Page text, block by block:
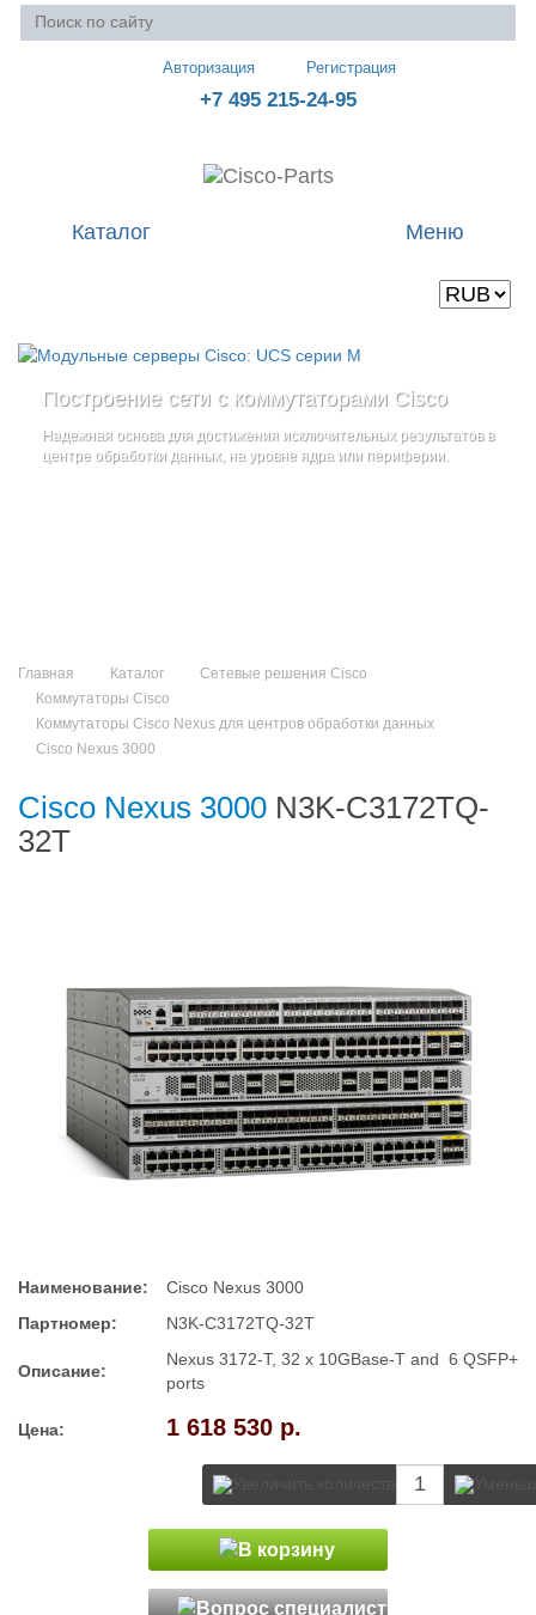
Авторизация Регистрация
+7 495 215-24-95
Меню
Каталог
Построение сети с коммутаторами Cisco
Надежная основа для достижения исключительных результатов в
центре обработки данных, на уровне ядра или периферии.
Стоечные серверы Cisco UCS серии C
Созданы для сокращения общей стоимости владенияи
повышение адаптивности Вашего бизнеса
дополнительные компоненты
Главная Каталог
Сетевые решения Cisco
Коммутаторы Cisco
Коммутаторы Cisco Nexus для центров обработки данных
Cisco Nexus 3000
Cisco Nexus 3000 N3K-C3172TQ-
32T
Наименование:
Cisco Nexus 3000
Партномер:
N3K-C3172TQ-32T
Описание:
Nexus 3172-T, 32 x 10GBase-T and 6 QSFP+
ports
Цена: 1 618 530 р.